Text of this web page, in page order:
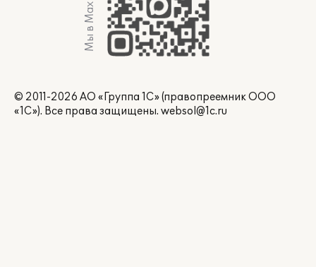
Мы в Max
© 2011-2026 АО «Группа 1С» (правопреемник ООО
«1С»). Все права защищены. websol@1c.ru